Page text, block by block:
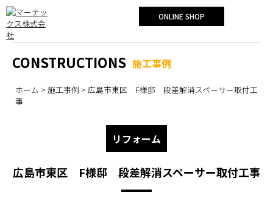
ONLINE SHOP
CONSTRUCTIONS 施工事例
ホーム > 施工事例 > 広島市東区 F様邸 段差解消スペーサー取付工
事
リフォーム
広島市東区 F様邸 段差解消スペーサー取付工事